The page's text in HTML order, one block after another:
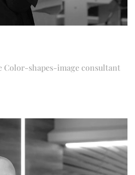
Color-shapes-image consultant